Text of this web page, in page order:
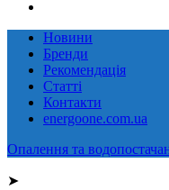
Новини
Бренди
Рекомендація
Статті
Контакти
energoone.com.ua
Опалення та
➤